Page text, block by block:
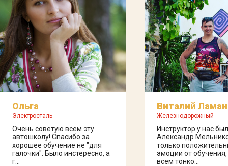
Ольга
Электросталь
Очень советую всем эту
автошколу! Спасибо за
хорошее обучение не "для
галочки". Было инстересно, а
г...
Виталий
Железнодорожный
Инструктор у нас был
Александр
только
эмоции от
всем тонко...